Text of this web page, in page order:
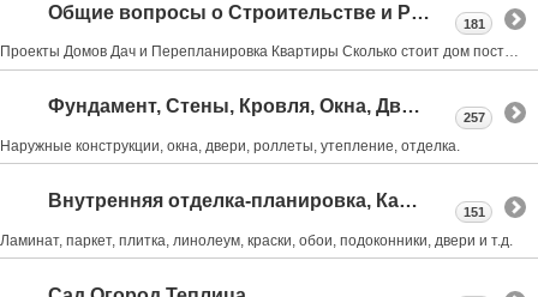
Общие вопросы о Строительстве и Ремонте
Проекты Домов Дач и Перепланировка Квартиры Сколько стоит дом построить или как выбрать участок под строительство все в реальных примерах тут
181
Фундамент, Стены, Кровля, Окна, Двери
Наружные конструкции, окна, двери, роллеты, утепление, отделка.
257
Внутренняя отделка-планировка, Камины, Лестницы
Ламинат, паркет, плитка, линолеум, краски, обои, подоконники, двери и т.д.
151